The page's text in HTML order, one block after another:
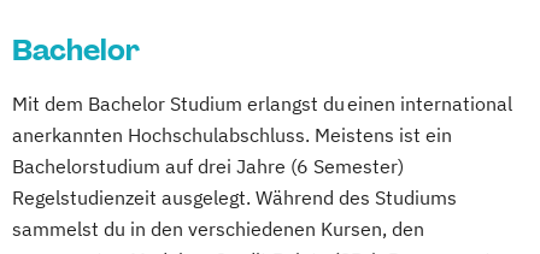
Bachelor
Mit dem Bachelor Studium erlangst du einen international
anerkannten Hochschulabschluss. Meistens ist ein
Bachelorstudium auf drei Jahre (6 Semester)
Regelstudienzeit ausgelegt. Während des Studiums
sammelst du in den verschiedenen Kursen, den